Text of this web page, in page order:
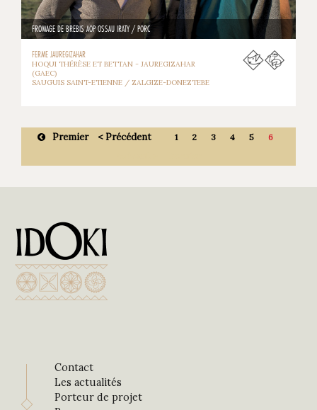
FROMAGE DE BREBIS AOP OSSAU IRATY / PORC
FERME JAUREGIZAHAR
HOQUI THÉRÈSE ET BETTAN - JAUREGIZAHAR
(GAEC)
SAUGUIS SAINT-ETIENNE / ZALGIZE-DONEZTEBE
Premier < Précédent 1 2 3 4 5 6
Contact
Les actualités
Porteur de projet